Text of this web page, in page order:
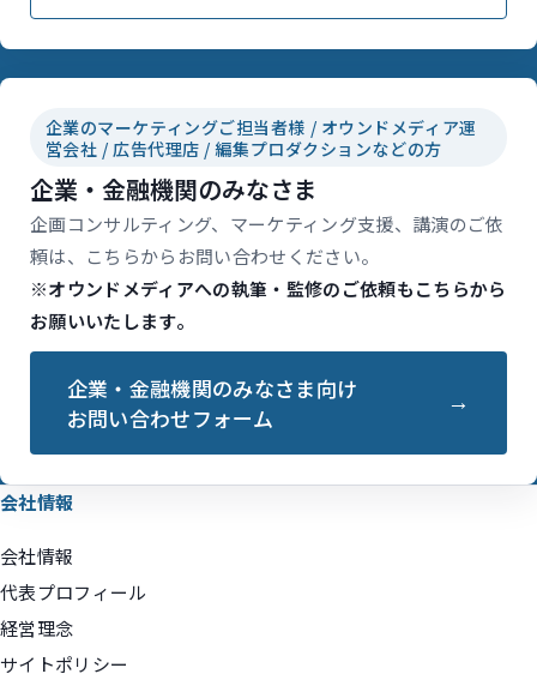
企業のマーケティングご担当者様 / オウンドメディア運
営会社 / 広告代理店 / 編集プロダクションなどの方
企業・金融機関のみなさま
企画コンサルティング、マーケティング支援、講演のご依
頼は、こちらからお問い合わせください。
※オウンドメディアへの執筆・監修のご依頼もこちらから
お願いいたします。
企業・金融機関のみなさま向け
お問い合わせフォーム
会社情報
会社情報
代表プロフィール
経営理念
サイトポリシー